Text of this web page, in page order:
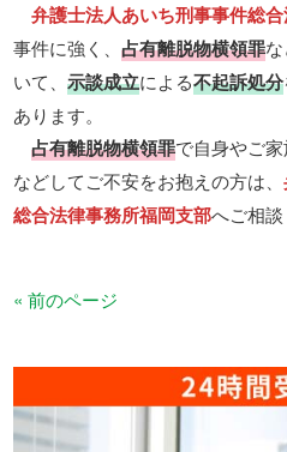
弁護士法人あいち刑事事件総
事件に強く、占有離脱物横領罪
いて、示談成立による不起訴処分
あります。
占有離脱物横領罪で自身やご
などしてご不安をお抱えの方は、
総合法律事務所福岡支部へご相談
« 前のページ